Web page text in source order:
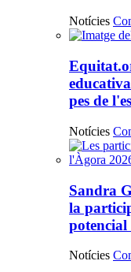
Notícies
pes de
Notícies
Sandra
la
Notícies